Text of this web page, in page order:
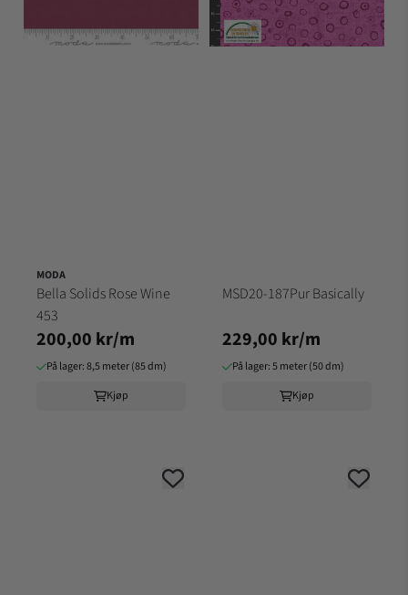
MODA
Bella Solids Rose Wine
453
200,00 kr/m
På lager: 8,5 meter (85 dm)
Kjøp
MSD20-187Pur Basically
229,00 kr/m
På lager: 5 meter (50 dm)
Kjøp